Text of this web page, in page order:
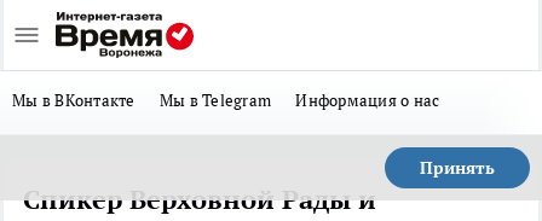
Мы в ВКонтакте Мы в Telegram Информация о нас
Принять
Спикер Верховной Рады и